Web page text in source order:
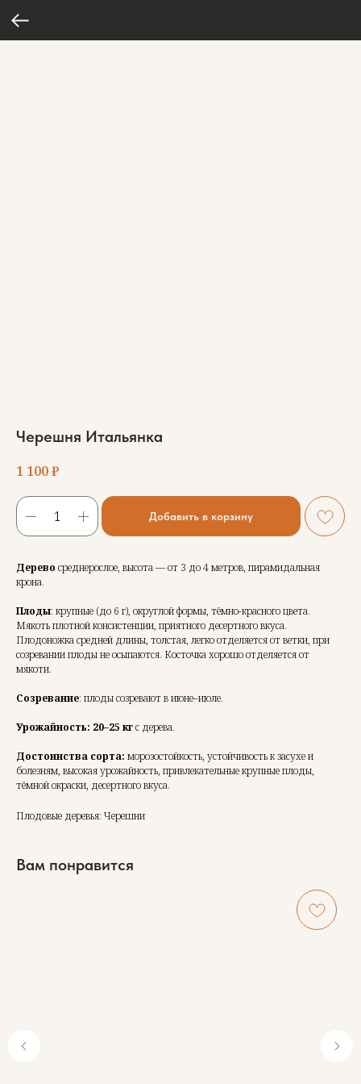
Черешня Итальянка
1 100₽
Добавить в корзину
Дерево среднерослое, высота — от 3 до 4 метров, пирамидальная
крона.
Плоды: крупные (до 6 г), округлой формы, тёмно-красного цвета.
Мякоть плотной консистенции, приятного десертного вкуса.
Плодоножка средней длины, толстая, легко отделяется от ветки, при
созревании плоды не осыпаются. Косточка хорошо отделяется от
мякоти.
Созревание: плоды созревают в июне–июле.
Урожайность: 20–25 кгс дерева.
Достоинства сорта: морозостойкость, устойчивость к засухе и
болезням, высокая урожайность, привлекательные крупные плоды,
тёмной окраски, десертного вкуса.
Плодовые деревья: Черешни
Вам понравится